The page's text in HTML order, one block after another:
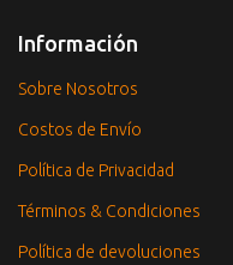
Información
Sobre Nosotros
Costos de Envío
Política de Privacidad
Términos & Condiciones
Política de devoluciones